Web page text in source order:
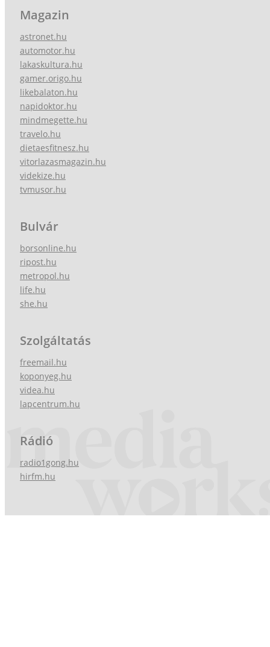
Magazin
astronet.hu
automotor.hu
lakaskultura.hu
gamer.origo.hu
likebalaton.hu
napidoktor.hu
mindmegette.hu
travelo.hu
dietaesfitnesz.hu
vitorlazasmagazin.hu
videkize.hu
tvmusor.hu
Bulvár
borsonline.hu
ripost.hu
metropol.hu
life.hu
she.hu
Szolgáltatás
freemail.hu
koponyeg.hu
videa.hu
lapcentrum.hu
Rádió
radio1gong.hu
hirfm.hu